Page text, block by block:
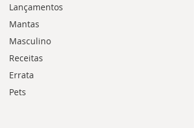
Lançamentos
Mantas
Masculino
Receitas
Errata
Pets